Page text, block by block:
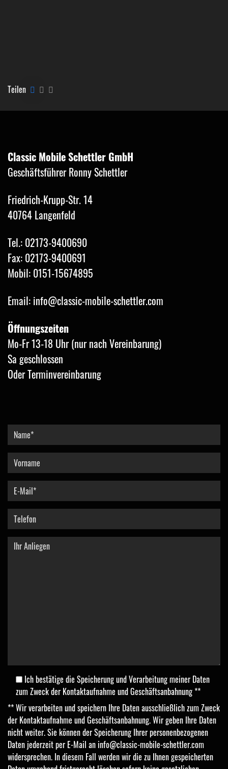
Teilen
Classic Mobile Schettler GmbH
Geschäftsführer Ronny Schettler
Friedrich-Krupp-Str. 14
40764 Langenfeld
Tel.: 02173-9400690
Fax: 02173-9400691
Mobil: 0151-15674895
Email: info@classic-mobile-schettler.com
Öffnungszeiten
Mo-Fr 13-18 Uhr (nur nach Vereinbarung)
Sa geschlossen
Oder Terminvereinbarung
Ich bestätige die Speicherung und Verarbeitung meiner Daten
zum Zweck der Kontaktaufnahme und Geschäftsanbahnung **
** Wir verarbeiten und speichern Ihre Daten ausschließlich zum Zweck
der Kontaktaufnahme und Geschäftsanbahnung. Wir geben Ihre Daten
nicht weiter. Sie können der Speicherung Ihrer personenbezogenen
Daten jederzeit per E-Mail an info@classic-mobile-schettler.com
widersprechen. In diesem Fall werden wir die zu Ihnen gespeicherten